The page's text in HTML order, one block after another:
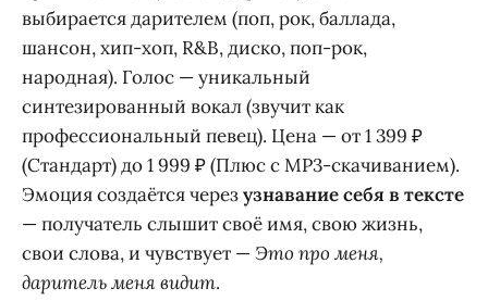
выбирается дарителем (поп, рок, баллада,
шансон, хип-хоп, R&B, диско, поп-рок,
народная). Голос — уникальный
синтезированный вокал (звучит как
профессиональный певец). Цена — от 1 399 ₽
(Стандарт) до 1 999 ₽ (Плюс с MP3-скачиванием).
Эмоция создаётся черезузнавание себя в тексте
— получатель слышит своё имя, свою жизнь,
свои слова, и чувствует —Это про меня,
даритель меня видит.